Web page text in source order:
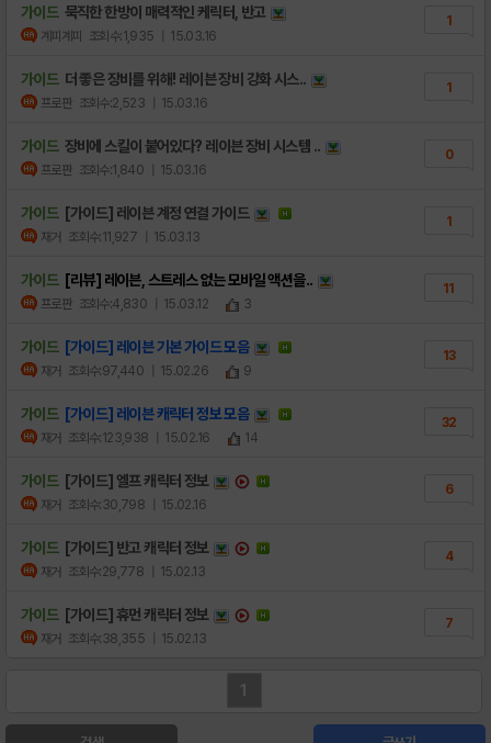
가이드 묵직한 한방이 매력적인 케릭터, 반고
계피계피 조회수:1,935 | 15.03.16
1
가이드 더 좋은 장비를 위해! 레이븐 장비 강화 시스..
프로판 조회수:2,523 | 15.03.16
1
가이드 장비에 스킬이 붙어있다? 레이븐 장비 시스템 ..
프로판 조회수:1,840 | 15.03.16
0
가이드 [가이드] 레이븐 계정 연결 가이드
재거 조회수:11,927 | 15.03.13
1
가이드 [리뷰] 레이븐, 스트레스 없는 모바일 액션을..
프로판 조회수:4,830 | 15.03.12 3
11
가이드 [가이드] 레이븐 기본 가이드 모음
재거 조회수:97,440 | 15.02.26 9
13
가이드 [가이드] 레이븐 캐릭터 정보 모음
재거 조회수:123,938 | 15.02.16 14
32
가이드 [가이드] 엘프 캐릭터 정보
재거 조회수:30,798 | 15.02.16
6
가이드 [가이드] 반고 캐릭터 정보
재거 조회수:29,778 | 15.02.13
4
가이드 [가이드] 휴먼 캐릭터 정보
재거 조회수:38,355 | 15.02.13
7
1